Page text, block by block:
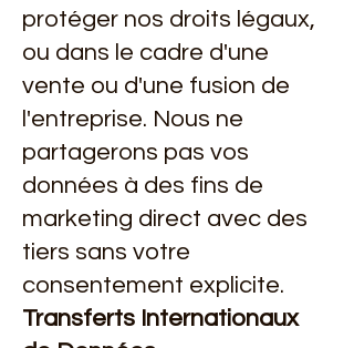
protéger nos droits légaux,
ou dans le cadre d'une
vente ou d'une fusion de
l'entreprise. Nous ne
partagerons pas vos
données à des fins de
marketing direct avec des
tiers sans votre
consentement explicite.
Transferts Internationaux